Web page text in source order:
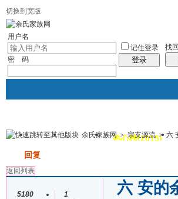
切换到宽版
用户名
密 码
记住登录
登录
找
我的 讨论区 热心榜(2015)
余氏家族网 > 宗支源流 > 六
回复
返回列表
5180
1
六 安的